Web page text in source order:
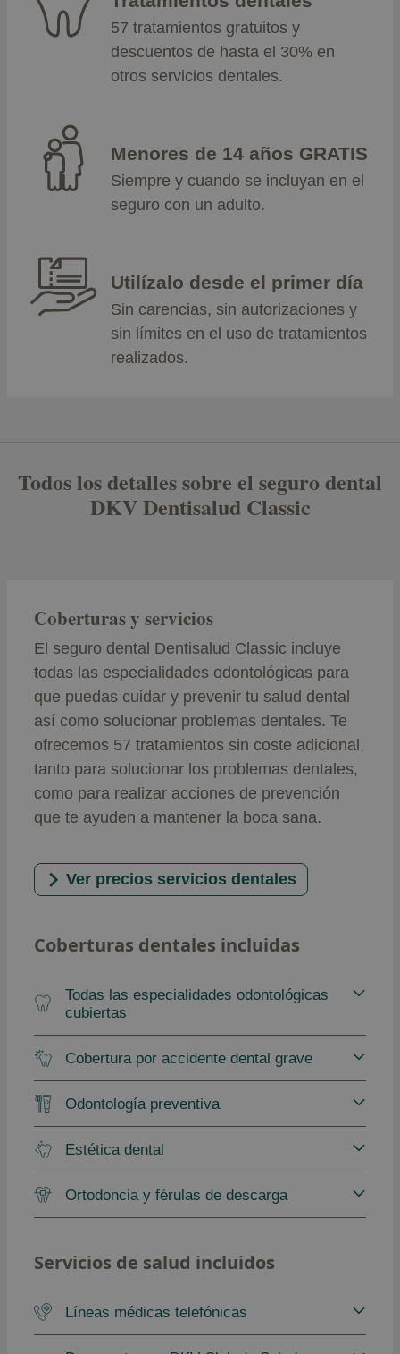
57 tratamientos gratuitos y
descuentos de hasta el 30% en
otros servicios dentales.
Menores de 14 años GRATIS
Siempre y cuando se incluyan en el
seguro con un adulto.
Utilízalo desde el primer día
Sin carencias, sin autorizaciones y
sin límites en el uso de tratamientos
realizados.
Todos los detalles sobre el seguro dental
DKV Dentisalud Classic
Coberturas y servicios
El seguro dental Dentisalud Classic incluye
todas las especialidades odontológicas para
que puedas cuidar y prevenir tu salud dental
así como solucionar problemas dentales. Te
ofrecemos 57 tratamientos sin coste adicional,
tanto para solucionar los problemas dentales,
como para realizar acciones de prevención
que te ayuden a mantener la boca sana.
Ver precios servicios dentales
Coberturas dentales incluidas
Todas las especialidades odontológicas
cubiertas
Cobertura por accidente dental grave
Odontología preventiva
Estética dental
Ortodoncia y férulas de descarga
Servicios de salud incluidos
Líneas médicas telefónicas